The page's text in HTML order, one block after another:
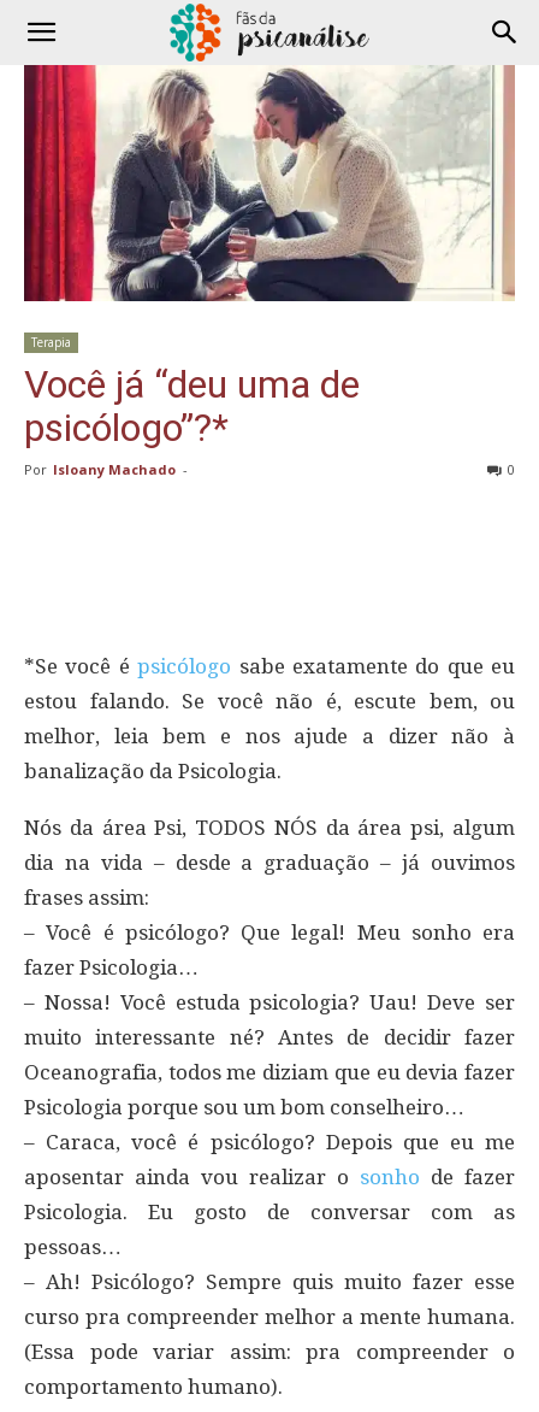
Terapia
Você já “deu uma de
psicólogo”?*
Por Isloany Machado - 0
*Se você épsicólogo sabe exatamente do que eu
estou falando. Se você não é, escute bem, ou
melhor, leia bem e nos ajude a dizer não à
banalização da Psicologia.
Nós da área Psi, TODOS NÓS da área psi, algum
dia na vida – desde a graduação – já ouvimos
frases assim:
– Você é psicólogo? Que legal! Meu sonho era
fazer Psicologia…
– Nossa! Você estuda psicologia? Uau! Deve ser
muito interessante né? Antes de decidir fazer
Oceanografia, todos me diziam que eu devia fazer
Psicologia porque sou um bom conselheiro…
– Caraca, você é psicólogo? Depois que eu me
aposentar ainda vou realizar o sonho de fazer
Psicologia. Eu gosto de conversar com as
pessoas…
– Ah! Psicólogo? Sempre quis muito fazer esse
curso pra compreender melhor a mente humana.
(Essa pode variar assim: pra compreender o
comportamento humano).